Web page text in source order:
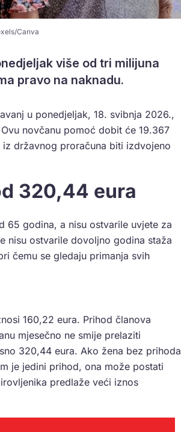
Canva
više od tri milijuna
pravo na naknadu.
u ponedjeljak, 18. svibnja 2026.,
novčanu pomoć dobit će 19.367
državnog proračuna biti izdvojeno
320,44 eura
65 godina, a nisu ostvarile uvjete za
nisu ostvarile dovoljno godina staža
čemu se gledaju primanja svih
160,22 eura. Prihod članova
mjesečno ne smije prelaziti
320,44 eura. Ako žena bez prihoda
je jedini prihod, ona može postati
predlaže veći iznos